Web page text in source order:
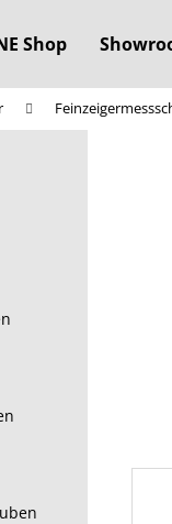
Shop